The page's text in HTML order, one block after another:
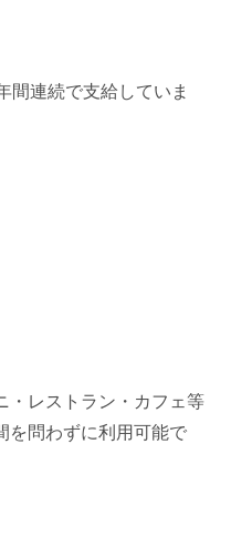
間連続で支給していま
・レストラン・カフェ等
を問わずに利用可能で